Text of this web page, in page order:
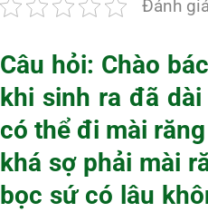
Đánh
Câu hỏi: Chào
khi sinh ra đã
có thể đi mài
khá sợ phải mài
bọc sứ có lâu